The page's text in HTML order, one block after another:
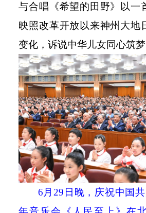
与合唱《希望的田野》以一
映照改革开放以来神州大地
变化，诉说中华儿女同心筑梦
6 月 29 日晚，庆祝中国